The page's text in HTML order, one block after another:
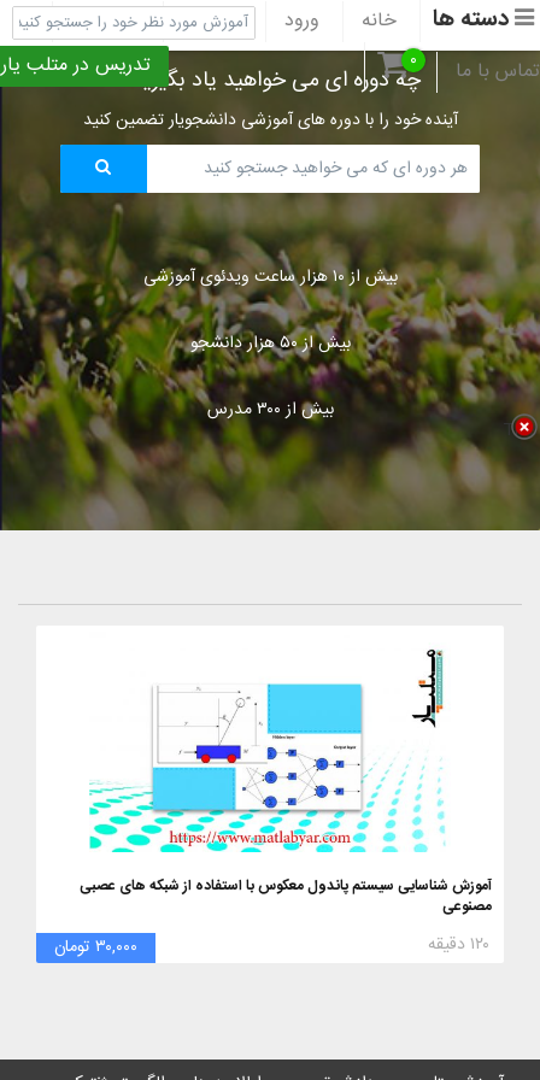
دسته ها خانه ورود ثبت نام
پشتیبانی
تماس با ما
۰ تدریس در متلب یارچه دوره ای می خواهید یاد بگیرید؟
آینده خود را با دوره های آموزشی دانشجویار تضمین کنید
بیش از ۱۰ هزار ساعت ویدئوی آموزشی
بیش از ۵۰ هزار دانشجو
بیش از ۳۰۰ مدرس
آموزش شناسایی سیستم پاندول معکوس با استفاده از شبکه های عصبی
مصنوعی
۳۰,۰۰۰ تومان ۱۲۰ دقیقه
Title